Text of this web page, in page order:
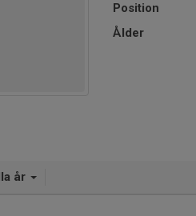
Position
Ålder
år